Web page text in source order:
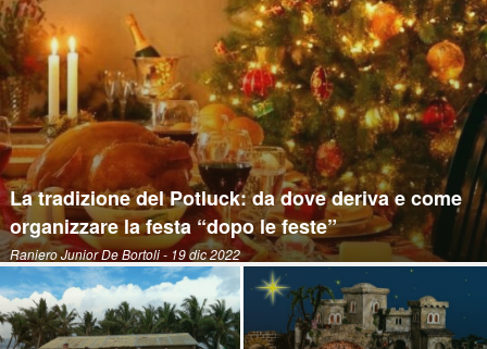
La tradizione del Potluck: da dove deriva e come
organizzare la festa “dopo le feste”
Raniero Junior De Bortoli- 19 dic 2022